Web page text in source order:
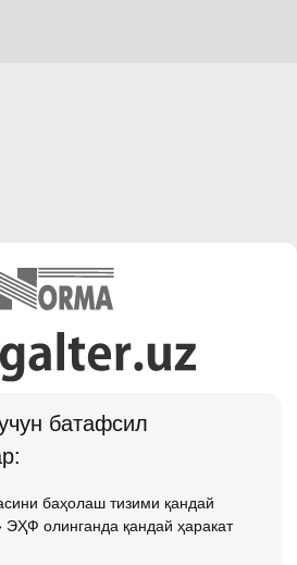
батафсил
баҳолаш тизими қандай
ЭҲФ олинганда қандай ҳаракат